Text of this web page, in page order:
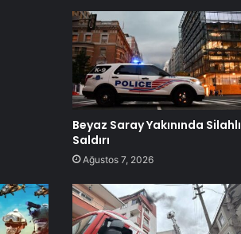
Beyaz Saray Yakınında Silahlı
Saldırı
Ağustos 7, 2026